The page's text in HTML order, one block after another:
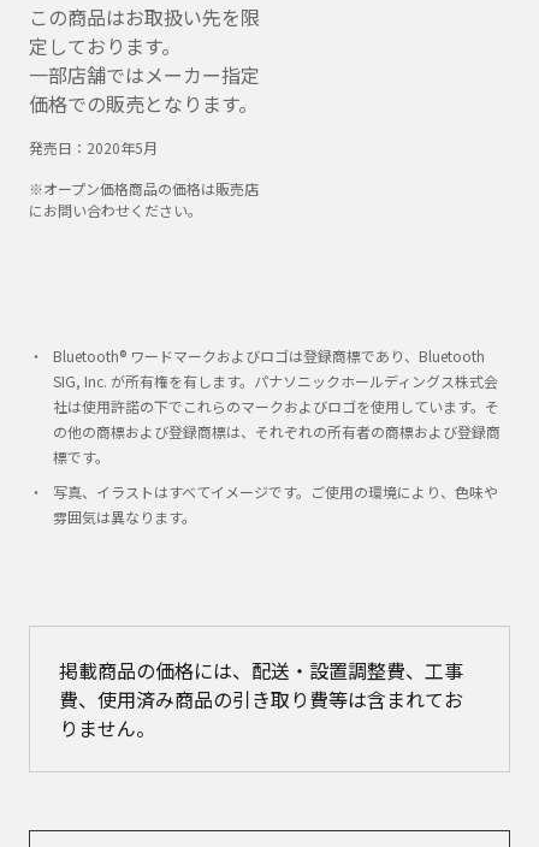
この商品はお取扱い先を限
定しております。
一部店舗ではメーカー指定
価格での販売となります。
発売日： 2020年5月
※オープン価格商品の価格は販売店
にお問い合わせください。
Bluetooth® ワードマークおよびロゴは登録商標であり、Bluetooth
SIG, Inc. が所有権を有します。パナソニックホールディングス株式会
社は使用許諾の下でこれらのマークおよびロゴを使用しています。そ
の他の商標および登録商標は、それぞれの所有者の商標および登録商
標です。
写真、イラストはすべてイメージです。ご使用の環境により、色味や
雰囲気は異なります。
掲載商品の価格には、配送・設置調整費、工事
費、使用済み商品の引き取り費等は含まれてお
りません。